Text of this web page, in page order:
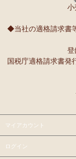
小
◆当社の適格請求書
登
国税庁適格請求書発
マイアカウント
ログイン